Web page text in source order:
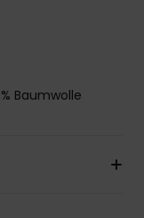
Baumwolle